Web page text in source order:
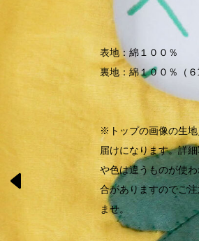
表地：綿１００％
裏地：綿１００％（
※トップの画像の生地
届けになります。詳
や色は違うものが使
合がありますのでご
ませ。